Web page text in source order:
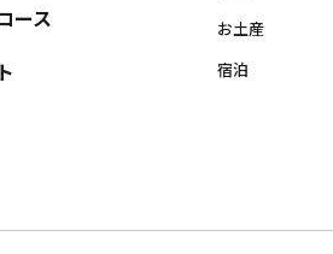
ース
お土産
宿泊